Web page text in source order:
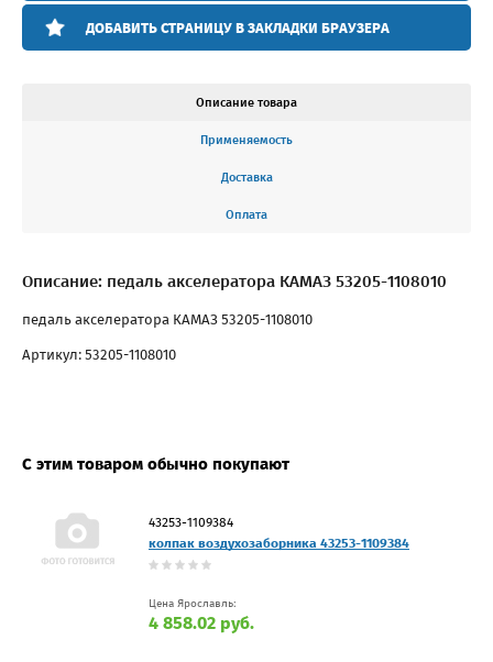
ДОБАВИТЬ СТРАНИЦУ В ЗАКЛАДКИ БРАУЗЕРА
Описание товара
Применяемость
Доставка
Оплата
Описание: педаль акселератора КАМАЗ 53205-1108010
педаль акселератора КАМАЗ 53205-1108010
Артикул: 53205-1108010
С этим товаром обычно покупают
43253-1109384
колпак воздухозаборника 43253-1109384
Цена Ярославль:
4 858.02 руб.